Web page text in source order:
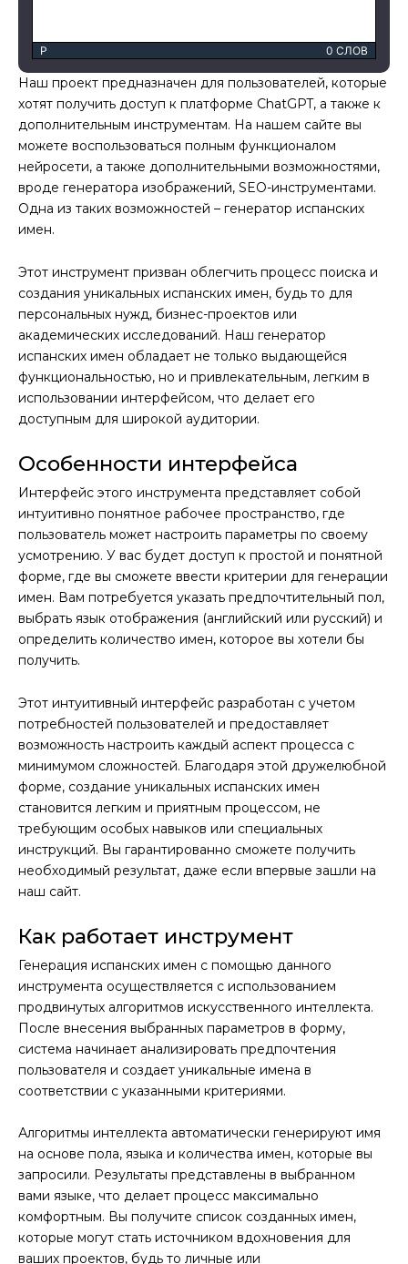
P 0 СЛОВ
Наш проект предназначен для пользователей, которые
хотят получить доступ к платформе ChatGPT, а также к
дополнительным инструментам. На нашем сайте вы
можете воспользоваться полным функционалом
нейросети, а также дополнительными возможностями,
вроде генератора изображений, SEO-инструментами.
Одна из таких возможностей – генератор испанских
имен.
Этот инструмент призван облегчить процесс поиска и
создания уникальных испанских имен, будь то для
персональных нужд, бизнес-проектов или
академических исследований. Наш генератор
испанских имен обладает не только выдающейся
функциональностью, но и привлекательным, легким в
использовании интерфейсом, что делает его
доступным для широкой аудитории.
Особенности интерфейса
Интерфейс этого инструмента представляет собой
интуитивно понятное рабочее пространство, где
пользователь может настроить параметры по своему
усмотрению. У вас будет доступ к простой и понятной
форме, где вы сможете ввести критерии для генерации
имен. Вам потребуется указать предпочтительный пол,
выбрать язык отображения (английский или русский) и
определить количество имен, которое вы хотели бы
получить.
Этот интуитивный интерфейс разработан с учетом
потребностей пользователей и предоставляет
возможность настроить каждый аспект процесса с
минимумом сложностей. Благодаря этой дружелюбной
форме, создание уникальных испанских имен
становится легким и приятным процессом, не
требующим особых навыков или специальных
инструкций. Вы гарантированно сможете получить
необходимый результат, даже если впервые зашли на
наш сайт.
Как работает инструмент
Генерация испанских имен с помощью данного
инструмента осуществляется с использованием
продвинутых алгоритмов искусственного интеллекта.
После внесения выбранных параметров в форму,
система начинает анализировать предпочтения
пользователя и создает уникальные имена в
соответствии с указанными критериями.
Алгоритмы интеллекта автоматически генерируют имя
на основе пола, языка и количества имен, которые вы
запросили. Результаты представлены в выбранном
вами языке, что делает процесс максимально
комфортным. Вы получите список созданных имен,
которые могут стать источником вдохновения для
ваших проектов, будь то личные или